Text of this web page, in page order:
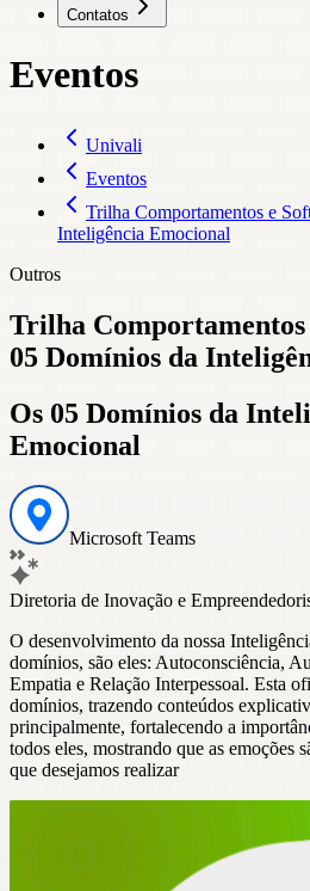
Contatos
Eventos
Univali
Eventos
Trilha Comportamentos e
Inteligência Emocional
Outros
Trilha
05 Domínios da
Os 05 Domínios da
Emocional
Microsoft Teams
Diretoria de Inovação e
O desenvolvimento da nossa
domínios, são eles: Autoconsciência,
Empatia e Relação Interpessoal. Esta
domínios, trazendo conteúdos
principalmente, fortalecendo a
todos eles, mostrando que as emoções
que desejamos realizar